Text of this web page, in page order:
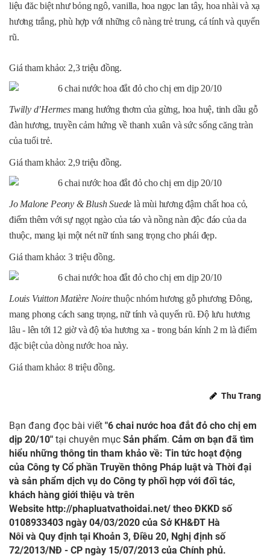
liệu đăc biệt như bỏng ngô, vanilla, hoa ngọc lan tây, hoa nhài và xạ
hương trắng, phù hợp với những cô nàng trẻ trung, cá tính và quyến
rũ.
Giá tham khảo: 2,3 triệu đồng.
Twilly d’Hermes mang hướng thơm của gừng, hoa huệ, tinh dầu gỗ
đàn hương, truyền cảm hứng về thanh xuân và sức sống căng tràn
của tuổi trẻ.
Giá tham khảo: 2,9 triệu đồng.
Jo Malone Peony & Blush Suede là mùi hương đậm chất hoa cỏ,
điểm thêm với sự ngọt ngào của táo và nồng nàn độc đáo của da
thuộc, mang lại một nét nữ tính sang trọng cho phái đẹp.
Giá tham khảo: 3 triệu đồng.
Louis Vuitton Matière Noirethuộc nhóm hương gỗ phương Đông,
mang phong cách sang trọng, nữ tính và quyến rũ. Độ lưu hương
lâu - lên tới 12 giờ và độ tỏa hương xa - trong bán kính 2 m là điểm
đặc biệt của dòng nước hoa này.
Giá tham khảo: 8 triệu đồng.
Thu Trang
Bạn đang đọc bài viết "6 chai nước hoa đắt đỏ cho chị em
dịp 20/10" tại chuyên mục Sản phẩm. Cảm ơn bạn đã tìm
hiểu những thông tin tham khảo về: Tin tức hoạt động
của Công ty Cổ phần Truyền thông Pháp luật và Thời đại
và sản phẩm dịch vụ do Công ty phối hợp với đối tác,
khách hàng giới thiệu và trên
Website http://phapluatvathoidai.net/ theo ĐKKD số
0108933403 ngày 04/03/2020 của Sở KH&ĐT Hà
Nôi và Quy định tại Khoản 3, Điều 20, Nghị định số
72/2013/NĐ - CP ngày 15/07/2013 của Chính phủ.